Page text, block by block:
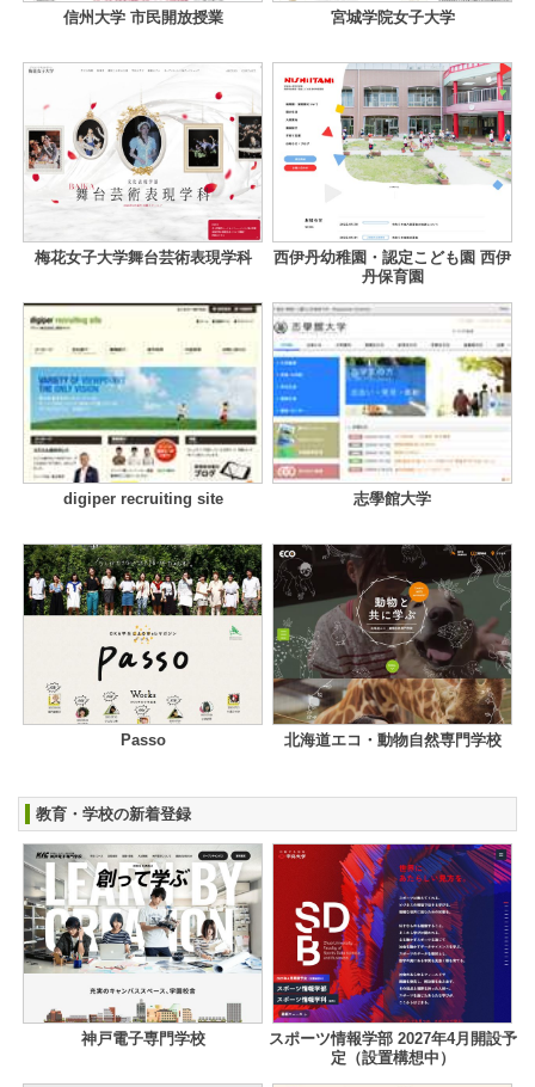
信州大学 市民開放授業 宮城学院女子大学
梅花女子大学舞台芸術表現学科
西伊丹幼稚園・認定こども園 西伊
丹保育園
digiper recruiting site 志學館大学
Passo 北海道エコ・動物自然専門学校
教育・学校の新着登録
神戸電子専門学校
スポーツ情報学部 2027年4月開設予
定（設置構想中）